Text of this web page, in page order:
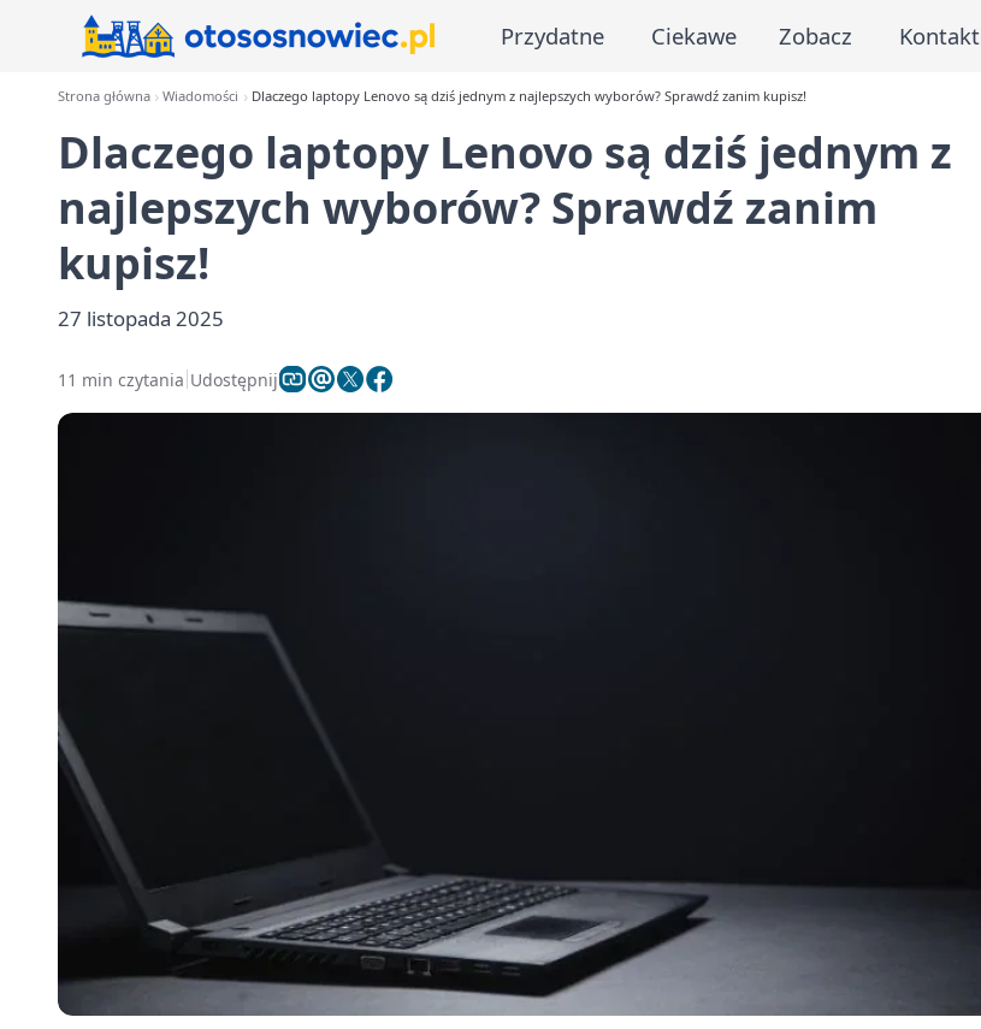
Przydatne Ciekawe Zobacz Kontakt
Strona główna Wiadomości Dlaczego laptopy Lenovo są dziś jednym z najlepszych wyborów? Sprawdź zanim kupisz!
Dlaczego laptopy Lenovo są dziś jednym z
najlepszych wyborów? Sprawdź zanim
kupisz!
27 listopada 2025
11 min czytania Udostępnij